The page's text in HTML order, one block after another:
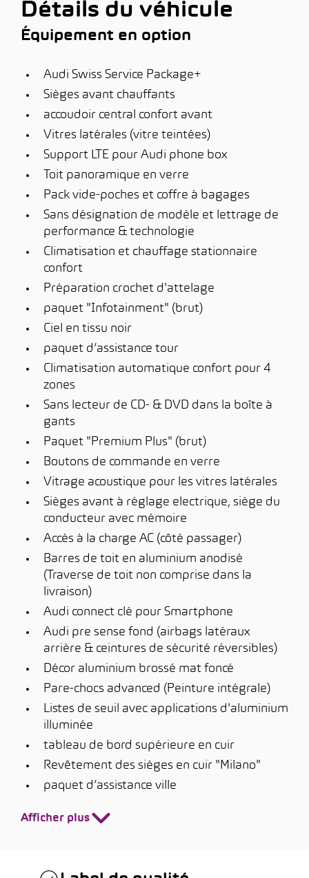
Détails du véhicule
Équipement en option
Audi Swiss Service Package+
Sièges avant chauffants
accoudoir central confort avant
Vitres latérales (vitre teintées)
Support LTE pour Audi phone box
Toit panoramique en verre
Pack vide-poches et coffre à bagages
Sans désignation de modèle et lettrage de
performance & technologie
Climatisation et chauffage stationnaire
confort
Préparation crochet d'attelage
paquet "Infotainment" (brut)
Ciel en tissu noir
paquet d’assistance tour
Climatisation automatique confort pour 4
zones
Sans lecteur de CD- & DVD dans la boîte à
gants
Paquet "Premium Plus" (brut)
Boutons de commande en verre
Vitrage acoustique pour les vitres latérales
Sièges avant à réglage electrique, siège du
conducteur avec mémoire
Accès à la charge AC (côté passager)
Barres de toit en aluminium anodisé
(Traverse de toit non comprise dans la
livraison)
Audi connect clé pour Smartphone
Audi pre sense fond (airbags latéraux
arrière & ceintures de sécurité réversibles)
Décor aluminium brossé mat foncé
Pare-chocs advanced (Peinture intégrale)
Listes de seuil avec applications d'aluminium
illuminée
tableau de bord supérieure en cuir
Revêtement des sièges en cuir "Milano"
paquet d’assistance ville
Afficher plus